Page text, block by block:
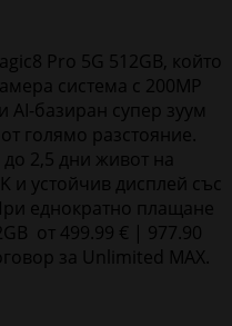
Pro 5G 512GB, който
система с 200MP
базиран супер зуум
голямо разстояние.
2,5 дни живот на
и устойчив дисплей със
еднократно плащане
от 499.99 € | 977.90
за Unlimited MAX.